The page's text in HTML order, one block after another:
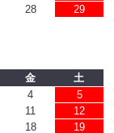
28
29
金
土
4
5
11
12
18
19